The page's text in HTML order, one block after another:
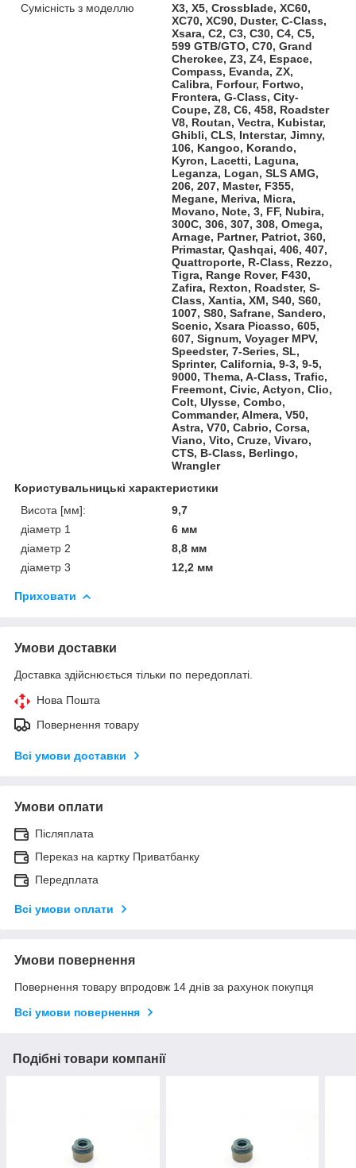
Сумісність з моделлю
X3, X5, Crossblade, XC60,
XC70, XC90, Duster, C-Class,
Xsara, C2, C3, C30, C4, C5,
599 GTB/GTO, C70, Grand
Cherokee, Z3, Z4, Espace,
Compass, Evanda, ZX,
Calibra, Forfour, Fortwo,
Frontera, G-Class, City-
Coupe, Z8, C6, 458, Roadster
V8, Routan, Vectra, Kubistar,
Ghibli, CLS, Interstar, Jimny,
106, Kangoo, Korando,
Kyron, Lacetti, Laguna,
Leganza, Logan, SLS AMG,
206, 207, Master, F355,
Megane, Meriva, Micra,
Movano, Note, 3, FF, Nubira,
300C, 306, 307, 308, Omega,
Arnage, Partner, Patriot, 360,
Primastar, Qashqai, 406, 407,
Quattroporte, R-Class, Rezzo,
Tigra, Range Rover, F430,
Zafira, Rexton, Roadster, S-
Class, Xantia, XM, S40, S60,
1007, S80, Safrane, Sandero,
Scenic, Xsara Picasso, 605,
607, Signum, Voyager MPV,
Speedster, 7-Series, SL,
Sprinter, California, 9-3, 9-5,
9000, Thema, A-Class, Trafic,
Freemont, Civic, Actyon, Clio,
Colt, Ulysse, Combo,
Commander, Almera, V50,
Astra, V70, Cabrio, Corsa,
Viano, Vito, Cruze, Vivaro,
CTS, B-Class, Berlingo,
Wrangler
Користувальницькі характеристики
Висота [мм]:
9,7
діаметр 1
6 мм
діаметр 2
8,8 мм
діаметр 3
12,2 мм
Приховати
Умови доставки
Доставка здійснюється тільки по передоплаті.
Нова Пошта
Повернення товару
Всі умови доставки
Умови оплати
Післяплата
Переказ на картку Приватбанку
Передплата
Всі умови оплати
Умови повернення
Повернення товару впродовж 14 днів за рахунок покупця
Всі умови повернення
Подібні товари компанії